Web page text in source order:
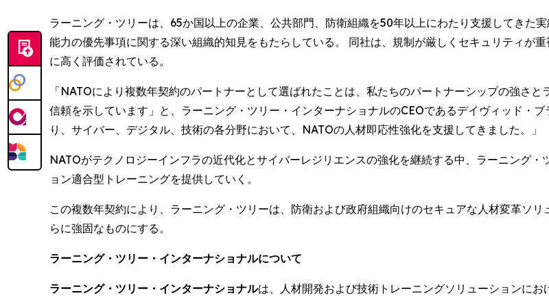
ラーニング・ツリーは、65か国以上の企業、公共部門、防衛組織を50年以上にわたり支援してきた
能力の優先事項に関する深い組織的知見をもたらしている。 同社は、規制が厳しくセキュリティが
に高く評価されている。
「NATOにより複数年契約のパートナーとして選ばれたことは、私たちのパートナーシップの強さ
信頼を示しています」と、ラーニング・ツリー・インターナショナルのCEOであるデイヴィッド・
り、サイバー、デジタル、技術の各分野において、NATOの人材即応性強化を支援してきました。」
NATOがテクノロジーインフラの近代化とサイバーレジリエンスの強化を継続する中、ラーニング
ョン適合型トレーニングを提供していく。
この複数年契約により、ラーニング・ツリーは、防衛および政府組織向けのセキュアな人材変革ソ
らに強固なものにする。
ラーニング・ツリー・インターナショナルについて
ラーニング・ツリー・インターナショナルは、人材開発および技術トレーニングソリューションに